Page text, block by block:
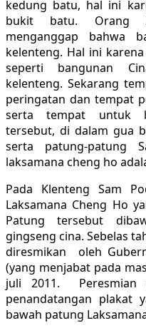
kedung batu, hal ini
bukit batu. Orang
menganggap bahwa
kelenteng. Hal ini
seperti bangunan
kelenteng. Sekarang
peringatan dan tempat
serta tempat untuk
tersebut, di dalam gua
serta patung-patung
laksamana cheng ho
Pada Klenteng Sam
Laksamana Cheng Ho
Patung tersebut
gingseng cina. Sebelas
diresmikan oleh
(yang menjabat pada
juli 2011. Peresmian
penandatangan plakat
bawah patung